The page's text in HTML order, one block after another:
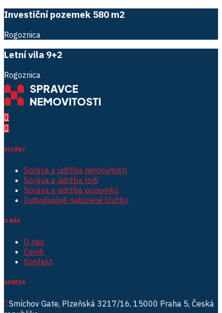
Investiční pozemek 580 m2
Rogoznica
Letní vila 9+2
Rogoznica
SLUŽBY
Správa a údržba nemovitostí
Správa a údržba lodí
Správa a údržba pozemků
Individuálně nabízené služby
O NÁS
O nás
Ceník
Kontakt
ADRESA
Smíchov Gate, Plzeňská 3217/16, 15000 Praha 5, Česká